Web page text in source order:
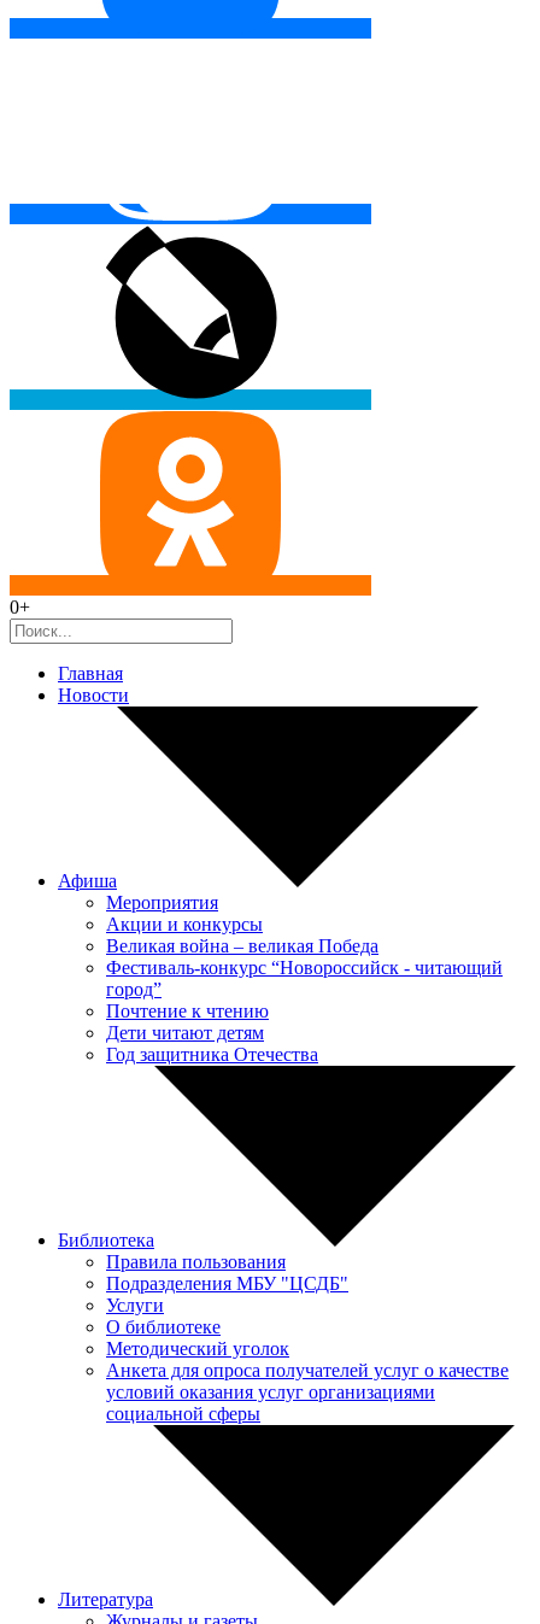
0+
Главная
Новости
Афиша
Мероприятия
Акции и конкурсы
Великая война – великая Победа
Фестиваль-конкурс “Новороссийск - читающий
город”
Почтение к чтению
Дети читают детям
Год защитника Отечества
Библиотека
Правила пользования
Подразделения МБУ "ЦСДБ"
Услуги
О библиотеке
Методический уголок
Анкета для опроса получателей услуг о качестве
условий оказания услуг организациями
социальной сферы
Литература